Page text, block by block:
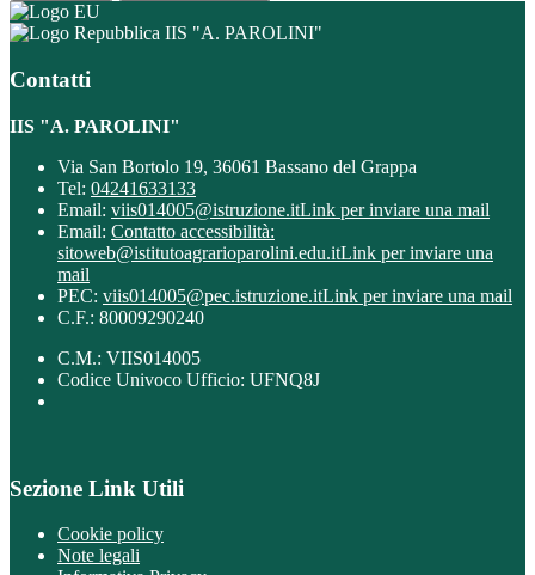
IIS "A. PAROLINI"
Contatti
IIS "A. PAROLINI"
Via San Bortolo 19, 36061 Bassano del Grappa
Tel: 04241633133
Email: viis014005@istruzione.itLink per inviare una mail
Email: Contatto accessibilità:
sitoweb@istitutoagrarioparolini.edu.itLink per inviare una
mail
PEC: viis014005@pec.istruzione.itLink per inviare una mail
C.F.: 80009290240
C.M.: VIIS014005
Codice Univoco Ufficio: UFNQ8J
Sezione Link Utili
Cookie policy
Note legali